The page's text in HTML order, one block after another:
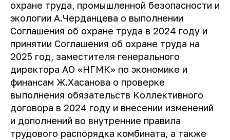
охране труда, промышленной безопасности и
экологии А.Черданцева о выполнении
Соглашения об охране труда в 2024 году и
принятии Соглашения об охране труда на
2025 год, заместителя генерального
директора АО «НГМК» по экономике и
финансам Ж.Хасанова о проверке
выполнения обязательств Коллективного
договора в 2024 году и внесении изменений
и дополнений во внутренние правила
трудового распорядка комбината, а также